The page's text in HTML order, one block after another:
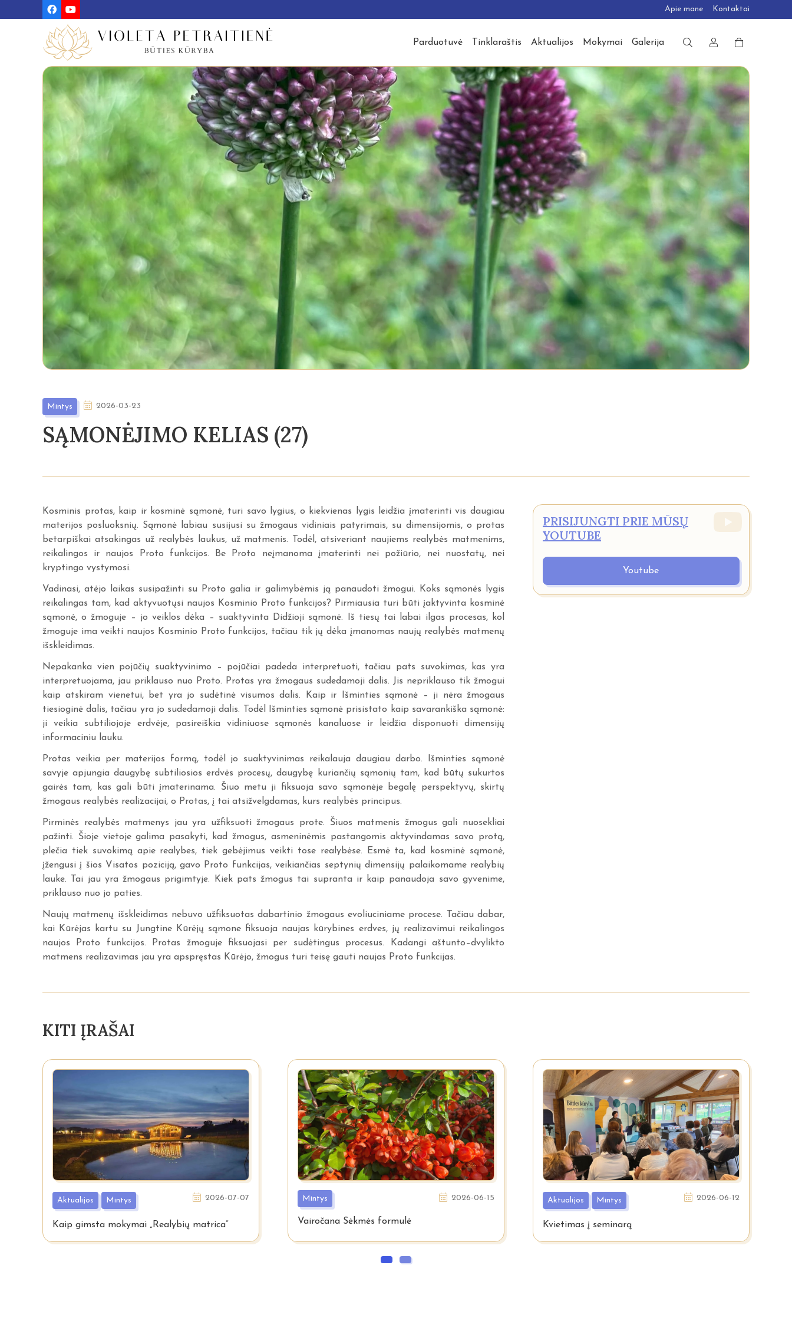
Apie mane Kontaktai
Parduotuvė Tinklaraštis Aktualijos Mokymai Galerija
Mintys 2026-03-23
SĄMONĖJIMO KELIAS (27)
Kosminis protas, kaip ir kosminė sąmonė, turi savo lygius, o kiekvienas lygis leidžia įmaterinti vis daugiau
materijos posluoksnių. Sąmonė labiau susijusi su žmogaus vidiniais patyrimais, su dimensijomis, o protas
betarpiškai atsakingas už realybės laukus, už matmenis. Todėl, atsiveriant naujiems realybės matmenims,
reikalingos ir naujos Proto funkcijos. Be Proto neįmanoma įmaterinti nei požiūrio, nei nuostatų, nei
kryptingo vystymosi.
Vadinasi, atėjo laikas susipažinti su Proto galia ir galimybėmis ją panaudoti žmogui. Koks sąmonės lygis
reikalingas tam, kad aktyvuotųsi naujos Kosminio Proto funkcijos? Pirmiausia turi būti įaktyvinta kosminė
sąmonė, o žmoguje – jo veiklos dėka – suaktyvinta Didžioji sąmonė. Iš tiesų tai labai ilgas procesas, kol
žmoguje ima veikti naujos Kosminio Proto funkcijos, tačiau tik jų dėka įmanomas naujų realybės matmenų
išskleidimas.
Nepakanka vien pojūčių suaktyvinimo – pojūčiai padeda interpretuoti, tačiau pats suvokimas, kas yra
interpretuojama, jau priklauso nuo Proto. Protas yra žmogaus sudedamoji dalis. Jis nepriklauso tik žmogui
kaip atskiram vienetui, bet yra jo sudėtinė visumos dalis. Kaip ir Išminties sąmonė – ji nėra žmogaus
tiesioginė dalis, tačiau yra jo sudedamoji dalis. Todėl Išminties sąmonė prisistato kaip savarankiška sąmonė:
ji veikia subtiliojoje erdvėje, pasireiškia vidiniuose sąmonės kanaluose ir leidžia disponuoti dimensijų
informaciniu lauku.
Protas veikia per materijos formą, todėl jo suaktyvinimas reikalauja daugiau darbo. Išminties sąmonė
savyje apjungia daugybę subtiliosios erdvės procesų, daugybę kuriančių sąmonių tam, kad būtų sukurtos
gairės tam, kas gali būti įmaterinama. Šiuo metu ji fiksuoja savo sąmonėje begalę perspektyvų, skirtų
žmogaus realybės realizacijai, o Protas, į tai atsižvelgdamas, kurs realybės principus.
Pirminės realybės matmenys jau yra užfiksuoti žmogaus prote. Šiuos matmenis žmogus gali nuosekliai
pažinti. Šioje vietoje galima pasakyti, kad žmogus, asmeninėmis pastangomis aktyvindamas savo protą,
plečia tiek suvokimą apie realybes, tiek gebėjimus veikti tose realybėse. Esmė ta, kad kosminė sąmonė,
įžengusi į šios Visatos poziciją, gavo Proto funkcijas, veikiančias septynių dimensijų palaikomame realybių
lauke. Tai jau yra žmogaus prigimtyje. Kiek pats žmogus tai supranta ir kaip panaudoja savo gyvenime,
priklauso nuo jo paties.
Naujų matmenų išskleidimas nebuvo užfiksuotas dabartinio žmogaus evoliuciniame procese. Tačiau dabar,
kai Kūrėjas kartu su Jungtine Kūrėjų sąmone fiksuoja naujas kūrybines erdves, jų realizavimui reikalingos
naujos Proto funkcijos. Protas žmoguje fiksuojasi per sudėtingus procesus. Kadangi aštunto–dvylikto
matmens realizavimas jau yra apspręstas Kūrėjo, žmogus turi teisę gauti naujas Proto funkcijas.
PRISIJUNGTI PRIE MŪSŲ
YOUTUBE
Youtube
KITI ĮRAŠAI
Aktualijos Mintys 2026-07-07
Kaip gimsta mokymai „Realybių matrica”
Mintys 2026-06-15
Vairočana Sėkmės formulė
Aktualijos Mintys 2026-06-12
Kvietimas į seminarą